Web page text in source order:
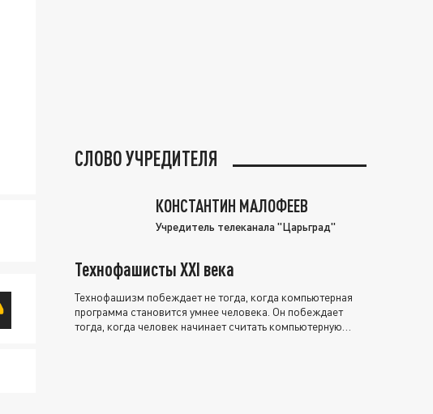
СЛОВО УЧРЕДИТЕЛЯ
КОНСТАНТИН МАЛОФЕЕВ
Учредитель телеканала "Царьград"
Технофашисты XXI века
Технофашизм побеждает не тогда, когда компьютерная
программа становится умнее человека. Он побеждает
тогда, когда человек начинает считать компьютерную